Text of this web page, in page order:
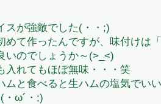
スが強敵でした(・・;)
めて作ったんですが、味付けは
いのでしょうか～(>_<)
入れてもほぼ無味・・・笑
ムと食べると生ハムの塩気でい
・ω´・;)